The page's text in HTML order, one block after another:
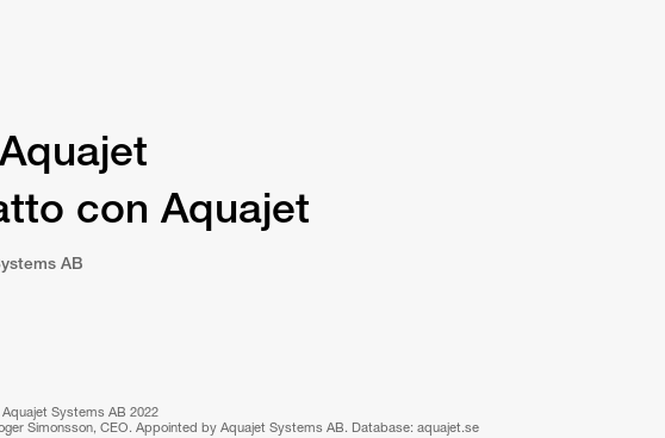
con Aquajet
AB
Systems AB 2022
Simonsson, CEO. Appointed by Aquajet Systems AB. Database: aquajet.se